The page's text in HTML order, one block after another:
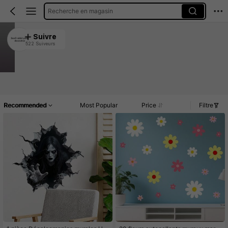
Recherche en magasin
Small rabbit paste decoration
4.92
Suivre
522 Suiveurs
Recommended Most Popular Price Filtre